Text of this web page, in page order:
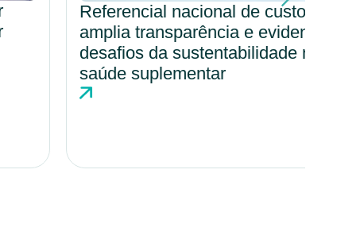
Referencial nacional de custos
amplia transparência e evidencia
desafios da sustentabilidade na
saúde suplementar